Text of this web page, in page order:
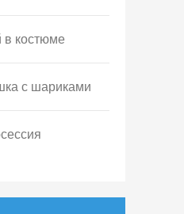
костюме
с шариками